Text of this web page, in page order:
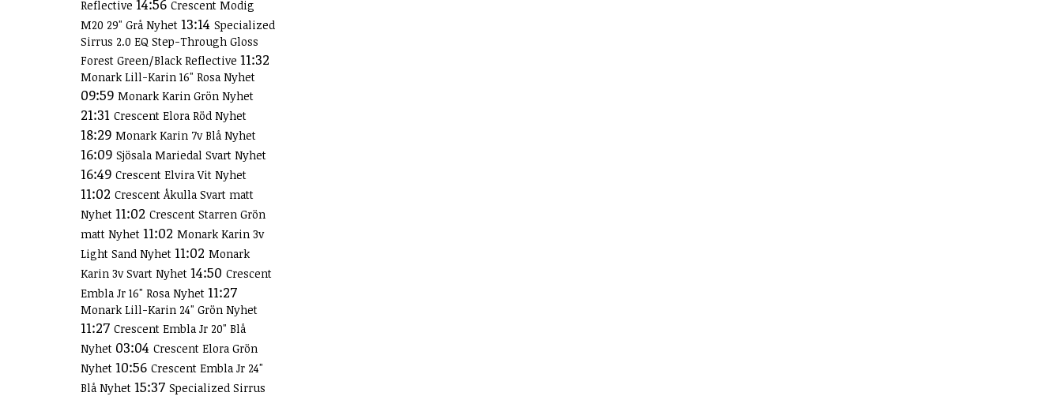
Reflective 14:56 Crescent Modig
M20 29" Grå Nyhet 13:14 Specialized
Sirrus 2.0 EQ Step-Through Gloss
Forest Green/Black Reflective 11:32
Monark Lill-Karin 16" Rosa Nyhet
09:59 Monark Karin Grön Nyhet
21:31 Crescent Elora Röd Nyhet
18:29 Monark Karin 7v Blå Nyhet
16:09 Sjösala Mariedal Svart Nyhet
16:49 Crescent Elvira Vit Nyhet
11:02 Crescent Åkulla Svart matt
Nyhet 11:02 Crescent Starren Grön
matt Nyhet 11:02 Monark Karin 3v
Light Sand Nyhet 11:02 Monark
Karin 3v Svart Nyhet 14:50 Crescent
Embla Jr 16" Rosa Nyhet 11:27
Monark Lill-Karin 24" Grön Nyhet
11:27 Crescent Embla Jr 20" Blå
Nyhet 03:04 Crescent Elora Grön
Nyhet 10:56 Crescent Embla Jr 24"
Blå Nyhet 15:37 Specialized Sirrus